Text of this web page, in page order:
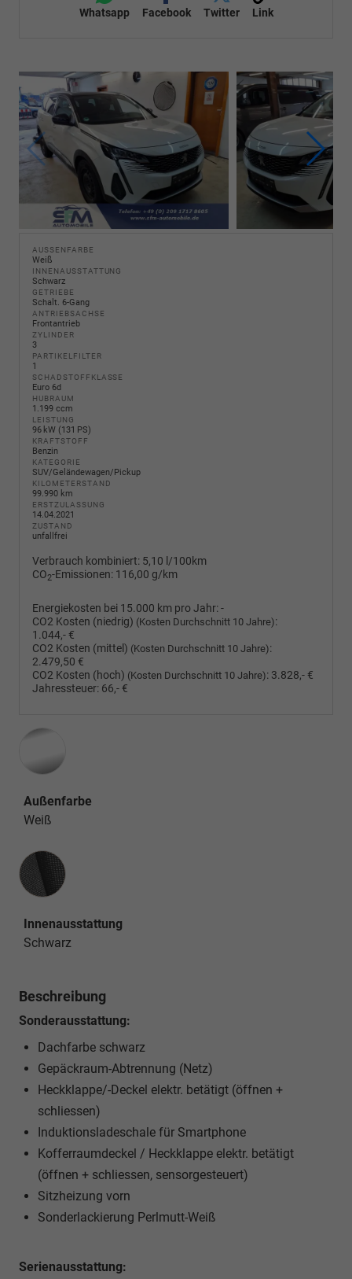
Whatsapp Facebook Twitter Link
AUSSENFARBE
Weiß
INNENAUSSTATTUNG
Schwarz
GETRIEBE
Schalt. 6-Gang
ANTRIEBSACHSE
Frontantrieb
ZYLINDER
3
PARTIKELFILTER
1
SCHADSTOFFKLASSE
Euro 6d
HUBRAUM
1.199 ccm
LEISTUNG
96 kW (131 PS)
KRAFTSTOFF
Benzin
KATEGORIE
SUV/Geländewagen/Pickup
KILOMETERSTAND
99.990 km
ERSTZULASSUNG
14.04.2021
ZUSTAND
unfallfrei
Verbrauch kombiniert: 5,10 l/100km
CO2-Emissionen: 116,00 g/km
Energiekosten bei 15.000 km pro Jahr:-
CO2 Kosten (niedrig) (Kosten Durchschnitt 10 Jahre):
1.044,- €
CO2 Kosten (mittel) (Kosten Durchschnitt 10 Jahre):
2.479,50 €
CO2 Kosten (hoch) (Kosten Durchschnitt 10 Jahre): 3.828,- €
Jahressteuer: 66,- €
Außenfarbe
Weiß
Innenausstattung
Innenausstattung
Schwarz
Beschreibung
Sonderausstattung:
Dachfarbe schwarz
Gepäckraum-Abtrennung (Netz)
Heckklappe/-Deckel elektr. betätigt (öffnen +
schliessen)
Induktionsladeschale für Smartphone
Kofferraumdeckel / Heckklappe elektr. betätigt
(öffnen + schliessen, sensorgesteuert)
Sitzheizung vorn
Sonderlackierung Perlmutt-Weiß
Serienausstattung: